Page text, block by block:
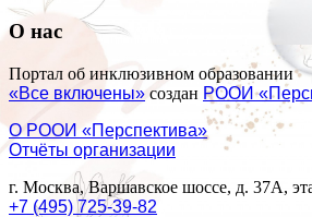
О нас
Портал об инклюзивном образовании
«Все включены» создан РООИ
О РООИ «Перспектива»
Отчёты организации
г. Москва, Варшавское шоссе, д. 37А,
+7 (495) 725-39-82